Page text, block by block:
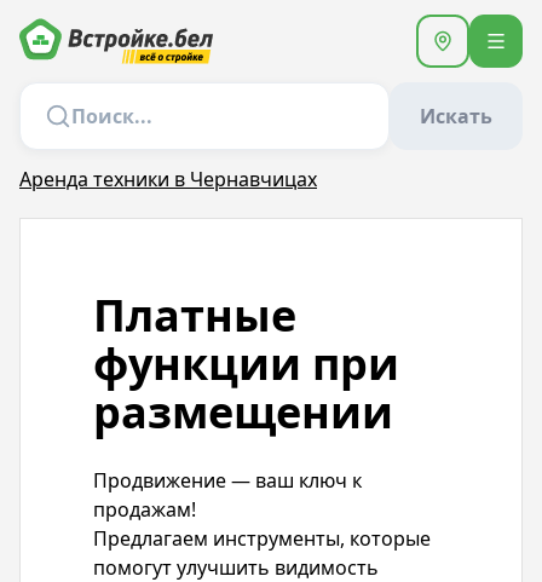
Искать
Аренда техники в Чернавчицах
Платные
функции при
размещении
Продвижение — ваш ключ к
продажам!
Предлагаем инструменты, которые
помогут улучшить видимость